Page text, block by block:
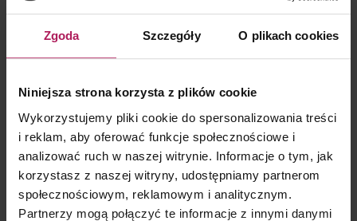
Zgoda Szczegóły O plikach cookies
Niniejsza strona korzysta z plików cookie
Wykorzystujemy pliki cookie do spersonalizowania treści
i reklam, aby oferować funkcje społecznościowe i
analizować ruch w naszej witrynie. Informacje o tym, jak
korzystasz z naszej witryny, udostępniamy partnerom
społecznościowym, reklamowym i analitycznym.
Partnerzy mogą połączyć te informacje z innymi danymi
w porównaniu z wartością obrotu firmy ogółem;
c) wartość nakładów, jakie ponosi spółka
na wykonywanie tego typu działalności
Zdaniem WSA w Warszawie odnosząc powyższe
przesłanki do okoliczności przedmiotowej sprawy,
należy uznać, że czynności spółki związane
z wymianą walut stanowią usługi pomocnicze
w rozumieniu art. 90 ust. 6 pkt 2 w zw. z art. 43 ust. 1
pkt 7 ustawy o VAT.